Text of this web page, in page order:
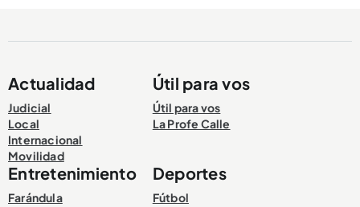
Actualidad
Judicial
Local
Internacional
Movilidad
Útil para vos
Útil para vos
La Profe Calle
Entretenimiento
Farándula
Deportes
Fútbol